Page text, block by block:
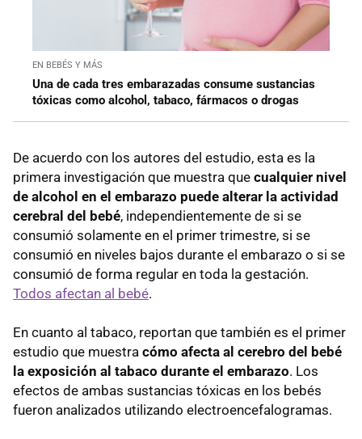
EN BEBÉS Y MÁS
Una de cada tres embarazadas consume sustancias
tóxicas como alcohol, tabaco, fármacos o drogas
De acuerdo con los autores del estudio, esta es la
primera investigación que muestra que cualquier nivel
de alcohol en el embarazo puede alterar la actividad
cerebral del bebé, independientemente de si se
consumió solamente en el primer trimestre, si se
consumió en niveles bajos durante el embarazo o si se
consumió de forma regular en toda la gestación.
Todos afectan al bebé.
En cuanto al tabaco, reportan que también es el primer
estudio que muestra cómo afecta al cerebro del bebé
la exposición al tabaco durante el embarazo. Los
efectos de ambas sustancias tóxicas en los bebés
fueron analizados utilizando electroencefalogramas.